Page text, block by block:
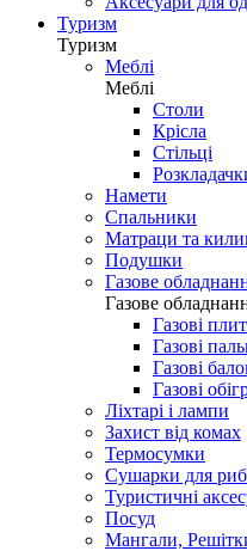
Туризм
Туризм
Меблі
Меблі
Столи
Крісла
Стільці
Намети
Спальники
Матраци та
Подушки
Газове
Газове
Газові
Газові
Газові
Газові
Ліхтарі і лампи
Захист від комах
Термосумки
Сушарки для
Туристичні
Посуд
Мангали,